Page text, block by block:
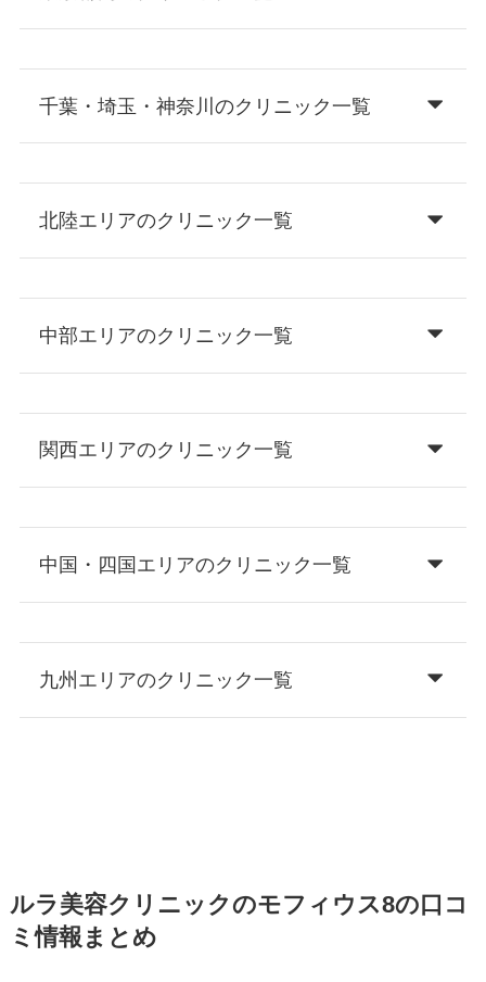
千葉・埼玉・神奈川のクリニック一覧
北陸エリアのクリニック一覧
中部エリアのクリニック一覧
関西エリアのクリニック一覧
中国・四国エリアのクリニック一覧
九州エリアのクリニック一覧
ルラ美容クリニックのモフィウス8の口コ
ミ情報まとめ